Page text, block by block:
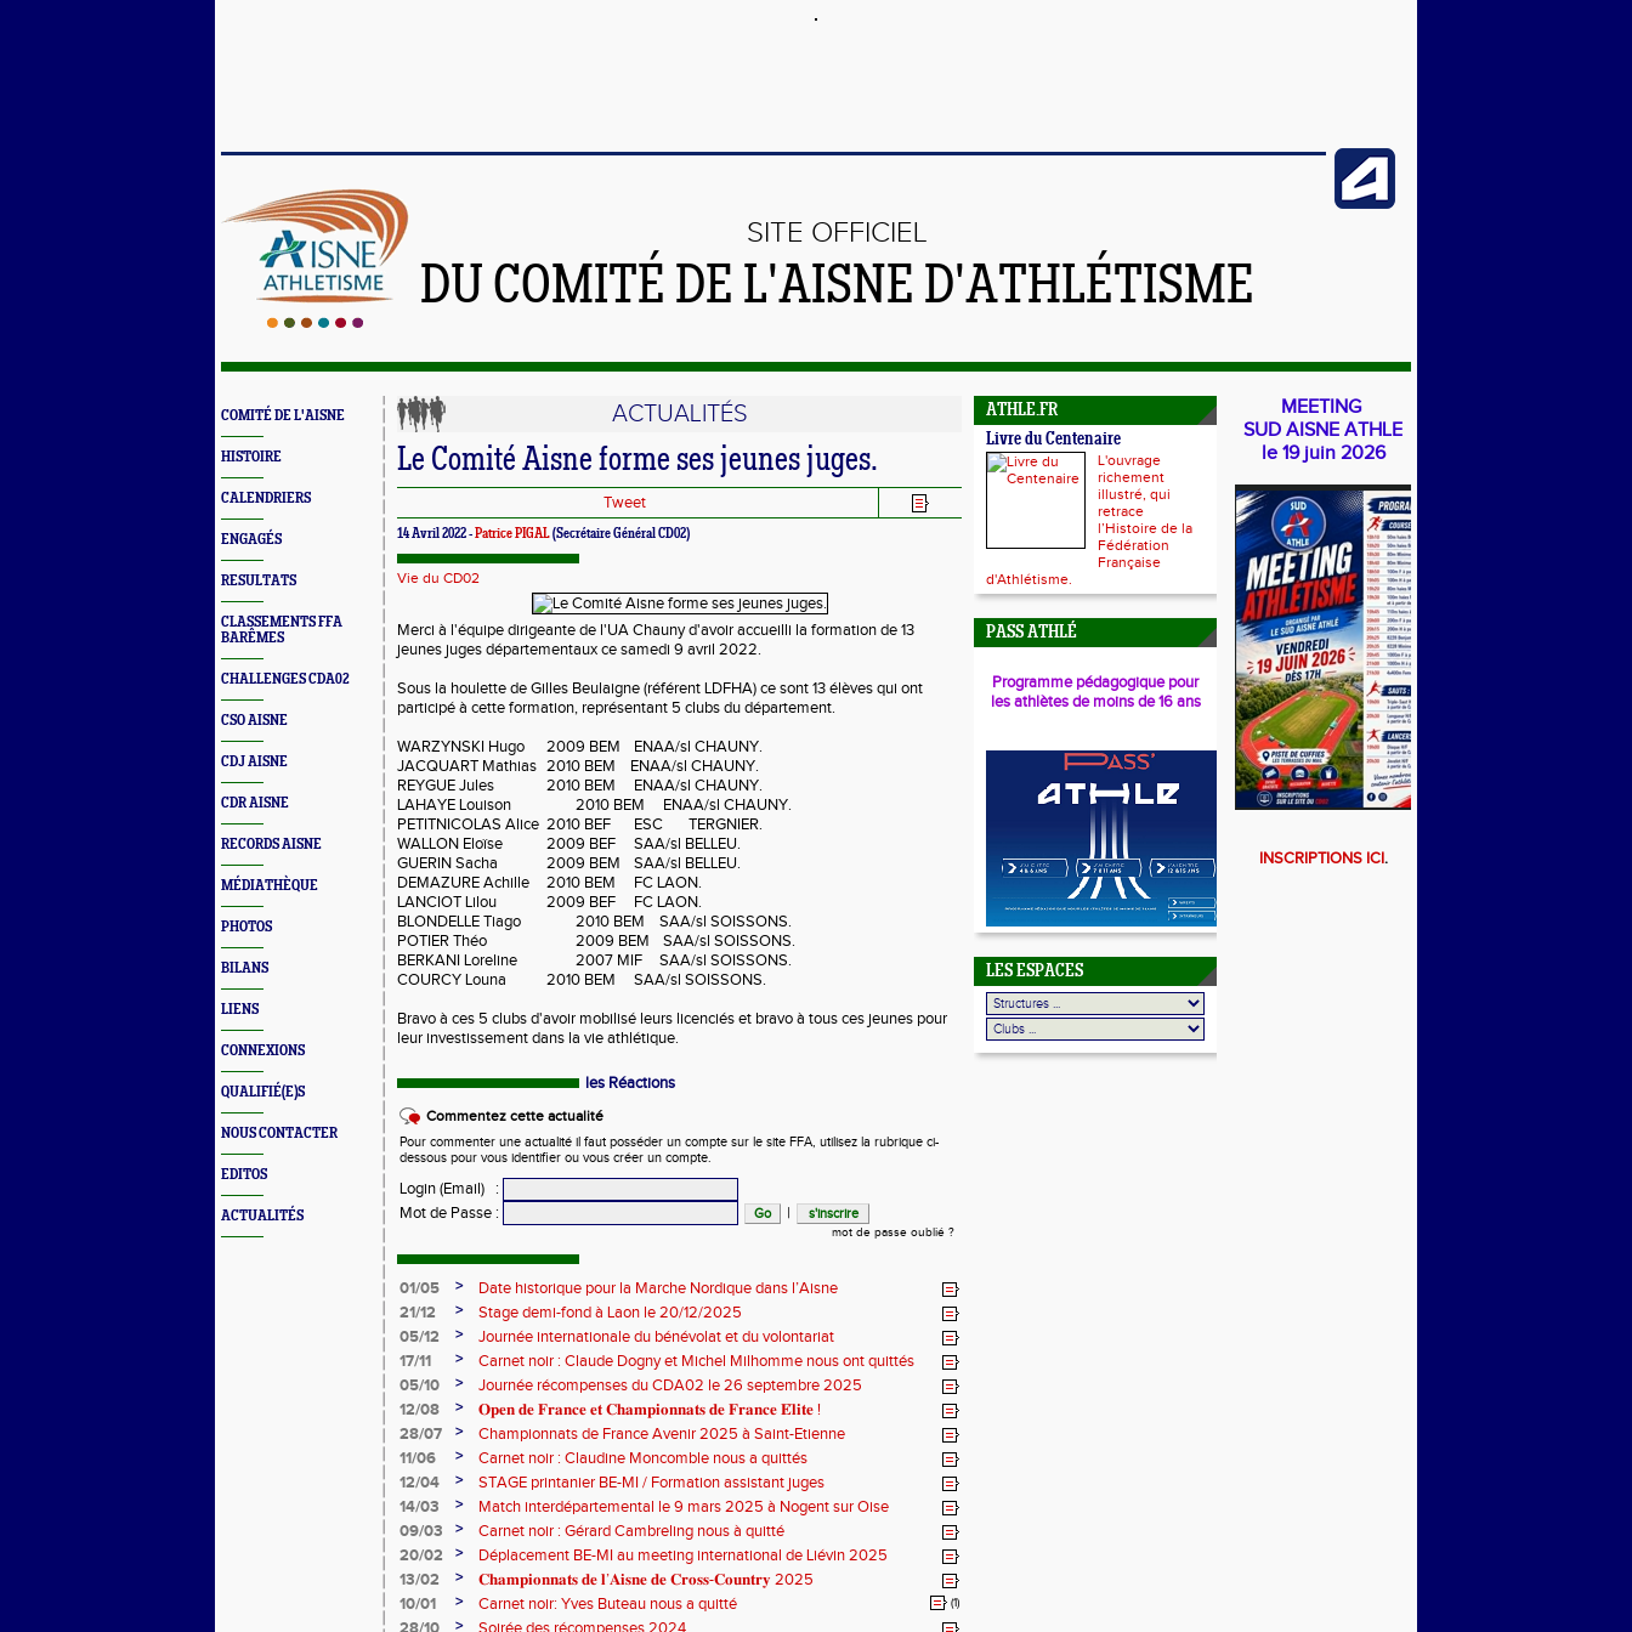
SITE OFFICIEL
DU COMITÉ DE L'AISNE D'ATHLÉTISME
COMITÉ DE L'AISNE
HISTOIRE
CALENDRIERS
ENGAGÉS
RESULTATS
CLASSEMENTS FFA
BARÊMES
CHALLENGES CDA02
CSO AISNE
CDJ AISNE
CDR AISNE
RECORDS AISNE
MÉDIATHÈQUE
PHOTOS
BILANS
LIENS
CONNEXIONS
QUALIFIÉ(E)S
NOUS CONTACTER
EDITOS
ACTUALITÉS
ACTUALITÉS
Le Comité Aisne forme ses jeunes juges.
Tweet
14 Avril 2022 -Patrice PIGAL(Secrétaire Général CD02)
Vie du CD02
Merci à l'équipe dirigeante de l'UA Chauny d'avoir accueilli la formation de 13
jeunes juges départementaux ce samedi 9 avril 2022.
Sous la houlette de Gilles Beulaigne (référent LDFHA) ce sont 13 élèves qui ont
participé à cette formation, représentant 5 clubs du département.
WARZYNSKI Hugo
2009 BEM
ENAA/sl CHAUNY.
JACQUART Mathias 2010 BEM
ENAA/sl CHAUNY.
REYGUE Jules
2010 BEM
ENAA/sl CHAUNY.
LAHAYE Louison
2010 BEM
ENAA/sl CHAUNY.
PETITNICOLAS Alice 2010 BEF ESC
TERGNIER.
WALLON Eloïse
2009 BEF
SAA/sl BELLEU.
GUERIN Sacha
2009 BEM
SAA/sl BELLEU.
DEMAZURE Achille
2010 BEM
FC LAON.
LANCIOT Lilou
2009 BEF
FC LAON.
BLONDELLE Tiago
2010 BEM
SAA/sl SOISSONS.
POTIER Théo
2009 BEM
SAA/sl SOISSONS.
BERKANI Loreline
2007 MIF
SAA/sl SOISSONS.
COURCY Louna
2010 BEM
SAA/sl SOISSONS.
Bravo à ces 5 clubs d'avoir mobilisé leurs licenciés et bravo à tous ces jeunes pour
leur investissement dans la vie athlétique.
les Réactions
Commentez cette actualité
Pour commenter une actualité il faut posséder un compte sur le site FFA, utilisez la rubrique ci-
dessous pour vous identifier ou vous créer un compte.
Login (Email)
:
Mot de Passe : |
mot de passe oublié ?
01/05 >
Date historique pour la Marche Nordique dans l’Aisne
21/12
>
Stage demi-fond à Laon le 20/12/2025
05/12
>
Journée internationale du bénévolat et du volontariat
17/11
>
Carnet noir : Claude Dogny et Michel Milhomme nous ont quittés
05/10
>
Journée récompenses du CDA02 le 26 septembre 2025
12/08
>
𝐎𝐩𝐞𝐧 𝐝𝐞 𝐅𝐫𝐚𝐧𝐜𝐞 𝐞𝐭 𝐂𝐡𝐚𝐦𝐩𝐢𝐨𝐧𝐧𝐚𝐭𝐬 𝐝𝐞 𝐅𝐫𝐚𝐧𝐜𝐞 𝐄́𝐥𝐢𝐭𝐞 !
28/07
>
Championnats de France Avenir 2025 à Saint-Etienne
11/06
>
Carnet noir : Claudine Moncomble nous a quittés
12/04
>
STAGE printanier BE-MI / Formation assistant juges
14/03
>
Match interdépartemental le 9 mars 2025 à Nogent sur Oise
09/03
>
Carnet noir : Gérard Cambreling nous à quitté
20/02
>
Déplacement BE-MI au meeting international de Liévin 2025
13/02
>
𝐂𝐡𝐚𝐦𝐩𝐢𝐨𝐧𝐧𝐚𝐭𝐬 𝐝𝐞 𝐥’𝐀𝐢𝐬𝐧𝐞 𝐝𝐞 𝐂𝐫𝐨𝐬𝐬-𝐂𝐨𝐮𝐧𝐭𝐫𝐲 2025
10/01
> Carnet noir: Yves Buteau nous a quitté (1)
>
ATHLE.FR
Livre du Centenaire
L'ouvrage
richement
illustré, qui
retrace
l’Histoire de la
Fédération
Française
d'Athlétisme.
PASS ATHLÉ
Programme pédagogique pour
les athlètes de moins de 16 ans
LES ESPACES
MEETING
SUD AISNE ATHLE
le 19 juin 2026
INSCRIPTIONS ICI.